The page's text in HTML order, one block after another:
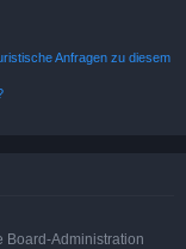
Anfragen zu diesem
Board-Administration